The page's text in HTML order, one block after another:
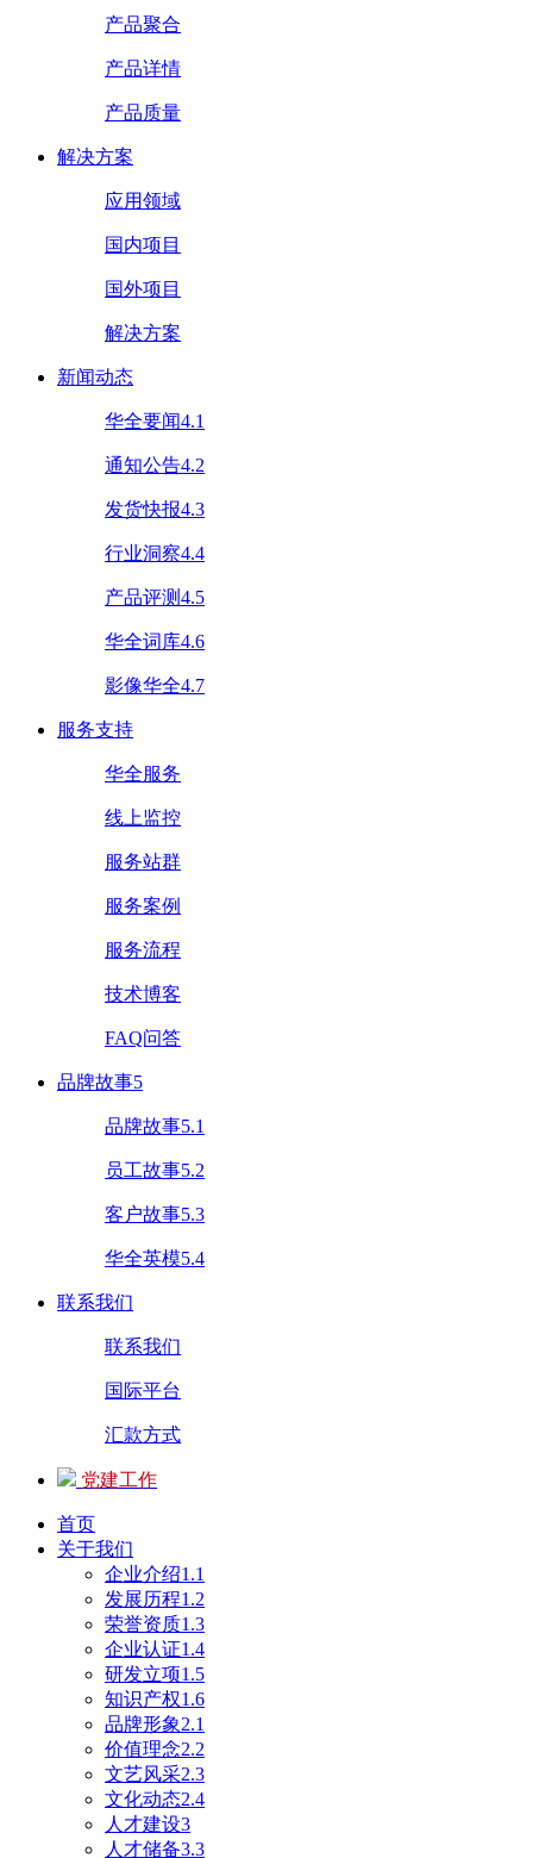
产品聚合
产品详情
产品质量
解决方案
应用领域
国内项目
国外项目
解决方案
新闻动态
华全要闻4.1
通知公告4.2
发货快报4.3
行业洞察4.4
产品评测4.5
华全词库4.6
影像华全4.7
服务支持
华全服务
线上监控
服务站群
服务案例
服务流程
技术博客
FAQ问答
品牌故事5
品牌故事5.1
员工故事5.2
客户故事5.3
华全英模5.4
联系我们
联系我们
国际平台
汇款方式
党建工作
首页
关于我们
企业介绍1.1
发展历程1.2
荣誉资质1.3
企业认证1.4
研发立项1.5
知识产权1.6
品牌形象2.1
价值理念2.2
文艺风采2.3
文化动态2.4
人才建设3
人才储备3.3